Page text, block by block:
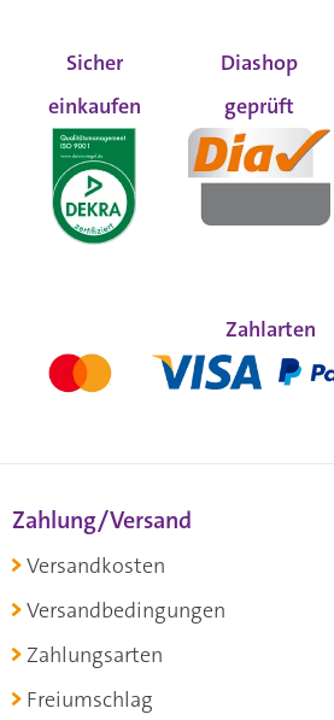
Sicher
einkaufen
Diashop
geprüft
Zahlarten
Zahlung/Versand
Versandkosten
Versandbedingungen
Zahlungsarten
Freiumschlag